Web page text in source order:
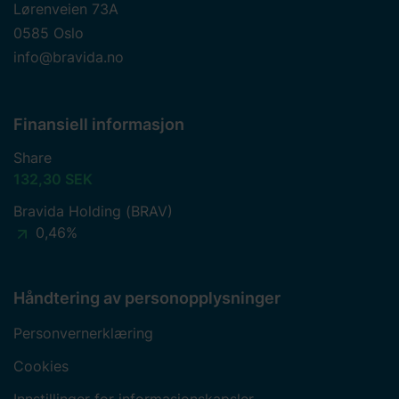
Lørenveien 73A
0585 Oslo
info@bravida.no
Finansiell informasjon
Share
132,30 SEK
Bravida Holding (BRAV)
0,46%
Håndtering av personopplysninger
Personvernerklæring
Cookies